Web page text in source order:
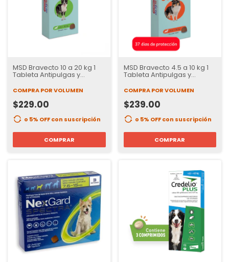
MSD Bravecto 10 a 20 kg 1
Tableta Antipulgas y
Garrapatas para Perros | 37
Días de Protección
COMPRA POR VOLUMEN
$229.00
o 5% OFFcon suscripción
COMPRAR
MSD Bravecto 4.5 a 10 kg 1
Tableta Antipulgas y
Garrapatas para Perros | 37
Días de Protección
COMPRA POR VOLUMEN
$239.00
o 5% OFFcon suscripción
COMPRAR